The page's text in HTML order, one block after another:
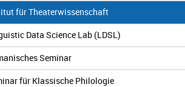
für Theaterwissenschaft
Data Science Lab (LDSL)
Seminar
für Klassische Philologie